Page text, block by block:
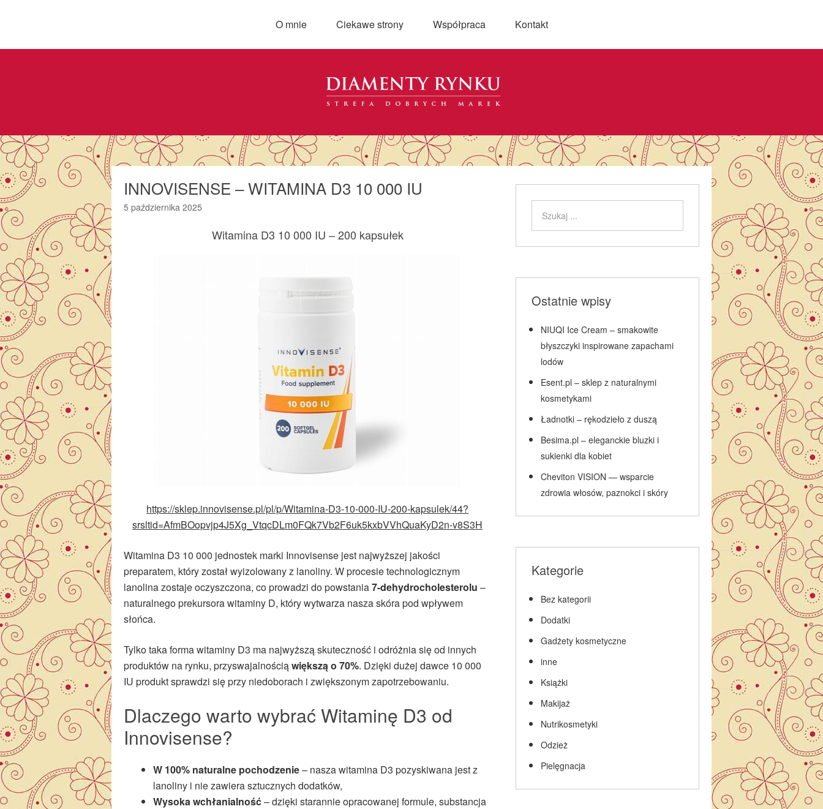
O mnie Ciekawe strony Współpraca Kontakt
INNOVISENSE – WITAMINA D3 10 000 IU
5 października 2025
Witamina D3 10 000 IU – 200 kapsułek
https://sklep.innovisense.pl/pl/p/Witamina-D3-10-000-IU-200-kapsulek/44?
srsltid=AfmBOopvjp4J5Xg_VtqcDLm0FQk7Vb2F6uk5kxbVVhQuaKyD2n-v8S3H
Witamina D3 10 000 jednostek marki Innovisense jest najwyższej jakości
preparatem, który został wyizolowany z lanoliny. W procesie technologicznym
lanolina zostaje oczyszczona, co prowadzi do powstania7-dehydrocholesterolu –
naturalnego prekursora witaminy D, który wytwarza nasza skóra pod wpływem
słońca.
Tylko taka forma witaminy D3 ma najwyższą skuteczność i odróżnia się od innych
produktów na rynku, przyswajalnościąwiększą o 70%. Dzięki dużej dawce 10 000
IU produkt sprawdzi się przy niedoborach i zwiększonym zapotrzebowaniu.
Dlaczego warto wybrać Witaminę D3 od
Innovisense?
W 100% naturalne pochodzenie– nasza witamina D3 pozyskiwana jest z
lanoliny i nie zawiera sztucznych dodatków,
Wysoka wchłanialność– dzięki starannie opracowanej formule, substancja
Ostatnie wpisy
NIUQI Ice Cream – smakowite
błyszczyki inspirowane zapachami
lodów
Esent.pl – sklep z naturalnymi
kosmetykami
Ładnotki – rękodzieło z duszą
Besima.pl – eleganckie bluzki i
sukienki dla kobiet
Cheviton VISION — wsparcie
zdrowia włosów, paznokci i skóry
Kategorie
Bez kategorii
Dodatki
Gadżety kosmetyczne
inne
Książki
Makijaż
Nutrikosmetyki
Odzież
Pielęgnacja